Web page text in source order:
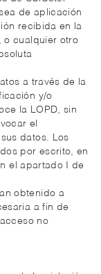
de aplicación
recibida en la
o cualquier otro
a través de la
y/o
la LOPD, sin
el
datos. Los
por escrito, en
el apartado I de
obtenido a
a fin de
no